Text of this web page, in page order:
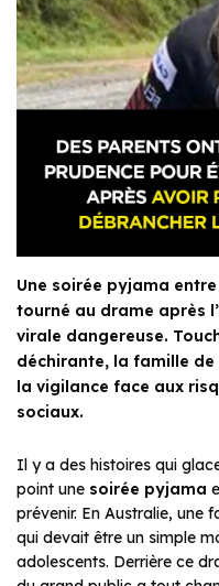
Une soirée pyjama
tourné au drame après
virale dangereuse.
déchirante, la famille
la vigilance face aux
sociaux.
Il y a des histoires qui
point une soirée pyjama
prévenir. En Australie, une
qui devait être un simple
adolescents. Derrière ce